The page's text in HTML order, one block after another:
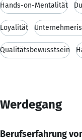
Hands-on-Mentalität
Loyalität
Qualitätsbewusstsein
Werdegang
Berufserfahrung